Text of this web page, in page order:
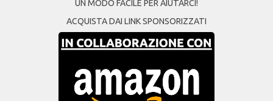
UN MODO FACILE PER AIUTARCI!
ACQUISTA DAI LINK SPONSORIZZATI